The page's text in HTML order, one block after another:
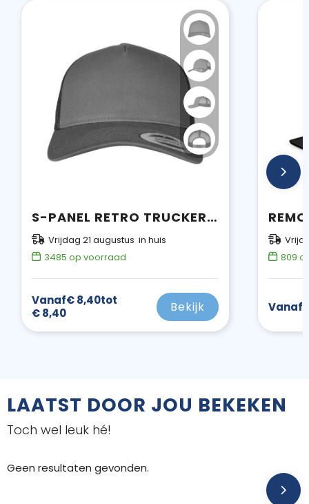
S-PANEL RETRO TRUCKER CAP
Vrijdag 21 augustus in huis
3485 op voorraad
Vanaf€ 8,40tot
€ 8,40
Bekijk
809
Vanaf
LAATST DOOR JOU BEKEKEN
Toch wel leuk hé!
Geen resultaten gevonden.